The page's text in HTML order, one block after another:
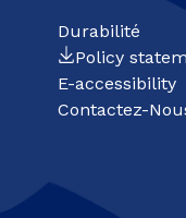
Durabilité
Policy
E-accessibility
Contactez-